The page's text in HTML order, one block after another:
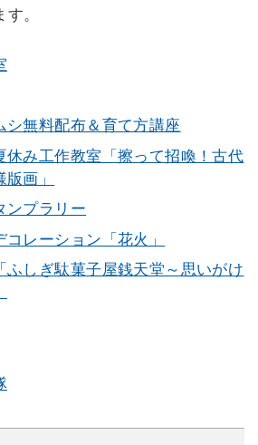
。
シ無料配布＆育て方講座
休み工作教室「擦って招喚！古代
画」
ンプラリー
レーション「花火」
ふしぎ駄菓子屋銭天堂～思いがけ